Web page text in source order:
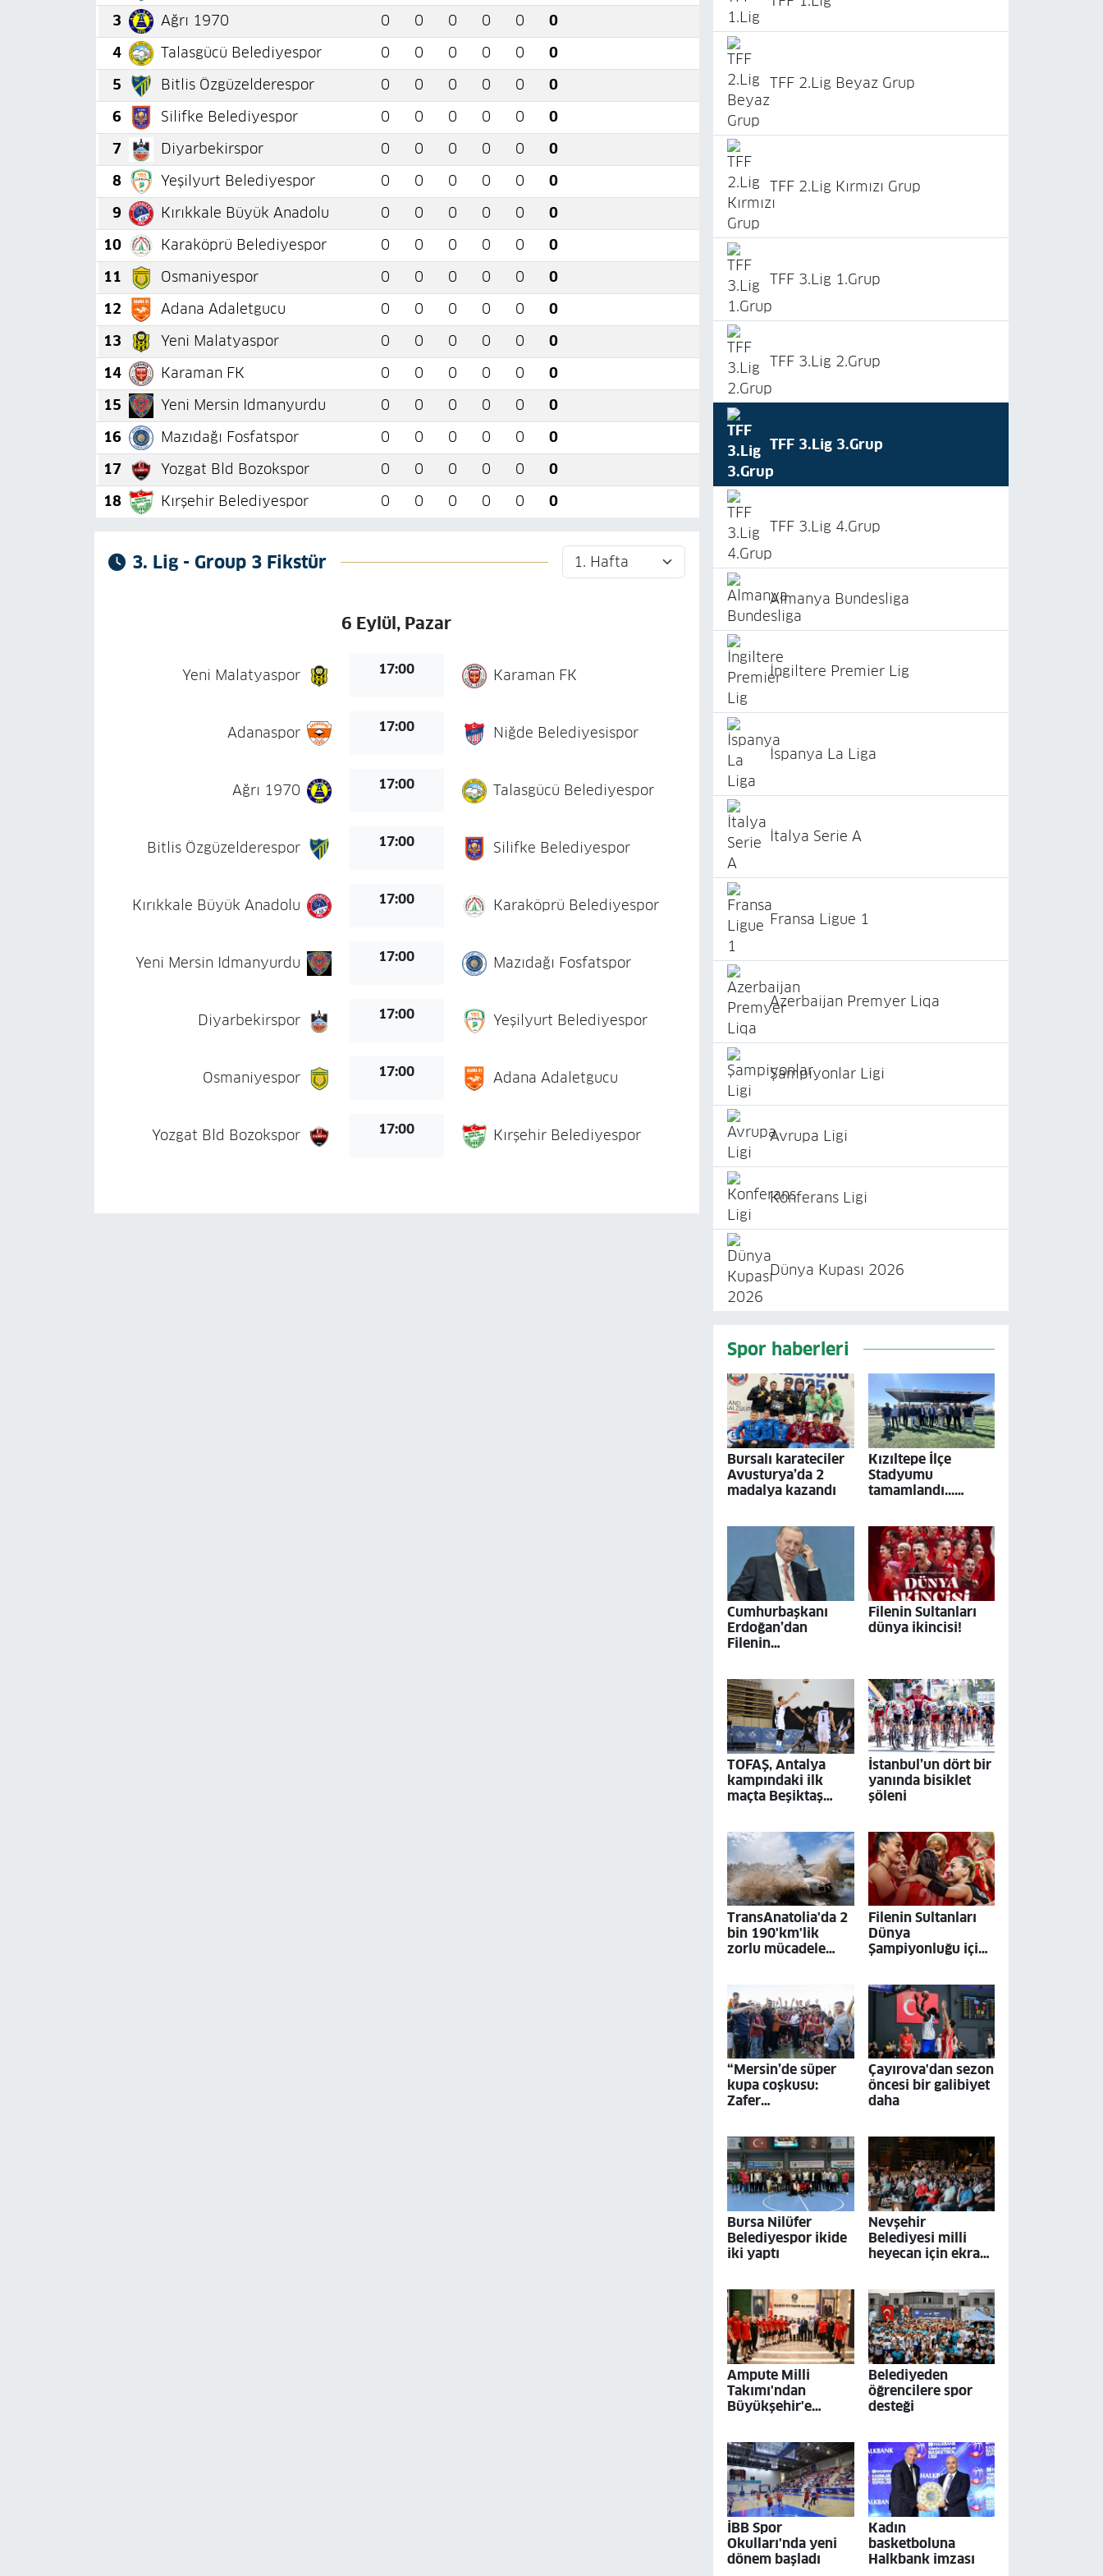
3
Ağrı 1970 0 0 0 0 0
0
4
Talasgücü Belediyespor 0 0 0 0 0
0
5
Bitlis Özgüzelderespor 0 0 0 0 0
0
6
Silifke Belediyespor 0 0 0 0 0
0
7
Diyarbekirspor 0 0 0 0 0
0
8
Yeşilyurt Belediyespor 0 0 0 0 0
0
9
Kırıkkale Büyük Anadolu 0 0 0 0 0
0
10
Karaköprü Belediyespor 0 0 0 0 0
0
11
Osmaniyespor 0 0 0 0 0
0
12
Adana Adaletgucu 0 0 0 0 0
0
13
Yeni Malatyaspor 0 0 0 0 0
0
14
Karaman FK 0 0 0 0 0
0
15
Yeni Mersin Idmanyurdu 0 0 0 0 0
0
16
Mazıdağı Fosfatspor 0 0 0 0 0
0
17
Yozgat Bld Bozokspor 0 0 0 0 0
0
18
Kırşehir Belediyespor 0 0 0 0 0 0
3. Lig - Group 3 Fikstür
6 Eylül, Pazar
Yeni Malatyaspor 17:00 Karaman FK
Adanaspor 17:00 Niğde Belediyesispor
Ağrı 1970 17:00 Talasgücü Belediyespor
Bitlis Özgüzelderespor 17:00 Silifke Belediyespor
Kırıkkale Büyük Anadolu 17:00 Karaköprü Belediyespor
Yeni Mersin Idmanyurdu 17:00 Mazıdağı Fosfatspor
Diyarbekirspor 17:00 Yeşilyurt Belediyespor
Osmaniyespor 17:00 Adana Adaletgucu
Yozgat Bld Bozokspor 17:00 Kırşehir Belediyespor
TFF 2.Lig Beyaz Grup
TFF 2.Lig Kırmızı Grup
TFF 3.Lig 1.Grup
TFF 3.Lig 2.Grup
TFF 3.Lig 3.Grup
TFF 3.Lig 4.Grup
Almanya Bundesliga
İngiltere Premier Lig
İspanya La Liga
İtalya Serie A
Fransa Ligue 1
Azerbaijan Premyer Liqa
Şampiyonlar Ligi
Avrupa Ligi
Konferans Ligi
Dünya Kupası 2026
Spor haberleri
Bursalı karateciler
Avusturya’da 2
madalya kazandı
Kızıltepe İlçe
Stadyumu
tamamlandı...
Mardinspor'a ev
sahipliği yapacak
Cumhurbaşkanı
Erdoğan’dan
Filenin
Filenin Sultanları
dünya ikincisi!
TOFAŞ, Antalya
kampındaki ilk
maçta Beşiktaş
İstanbul’un dört bir
yanında bisiklet
şöleni
TransAnatolia'da 2
bin 190'km'lik
zorlu mücadele
Filenin Sultanları
Dünya
Şampiyonluğu için
“Mersin’de süper
kupa coşkusu:
Zafer
Çayırova'dan sezon
öncesi bir galibiyet
daha
Bursa Nilüfer
Belediyespor ikide
iki yaptı
Nevşehir
Belediyesi milli
heyecan için ekran
Ampute Milli
Takımı'ndan
Büyükşehir'e
Belediyeden
öğrencilere spor
desteği
İBB Spor
Okulları'nda yeni
dönem başladı
Kadın
basketboluna
Halkbank imzası